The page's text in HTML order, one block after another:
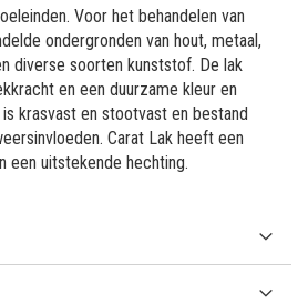
Voor het behandelen van
ondergronden van hout, metaal,
diverse soorten kunststof. De lak
en een duurzame kleur en
krasvast en stootvast en bestand
Carat Lak heeft een
een uitstekende hechting.